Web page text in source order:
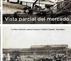
Vista parcial del mercado.